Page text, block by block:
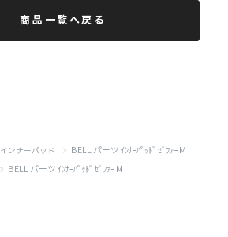
商品一覧へ戻る
インナーパッド BELL パーツ ｲﾝﾅｰﾊﾟｯﾄﾞ ｾﾞﾌｧｰ M
BELL パーツ ｲﾝﾅｰﾊﾟｯﾄﾞ ｾﾞﾌｧｰ M